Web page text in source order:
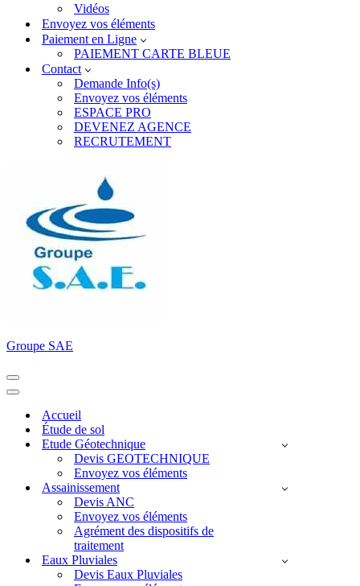
Vidéos
Envoyez vos éléments
Paiement en Ligne
PAIEMENT CARTE BLEUE
Contact
Demande Info(s)
Envoyez vos éléments
ESPACE PRO
DEVENEZ AGENCE
RECRUTEMENT
Groupe SAE
Menu
de
Menu
navigationAccueil
Étude de sol
Etude Géotechnique
Devis GEOTECHNIQUE
Envoyez vos éléments
Assainissement
Devis ANC
Envoyez vos éléments
Agrément des dispositifs de
traitement
Eaux Pluviales
Devis Eaux Pluviales